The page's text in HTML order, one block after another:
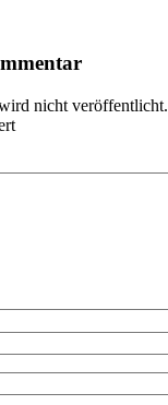
nicht veröffentlicht.